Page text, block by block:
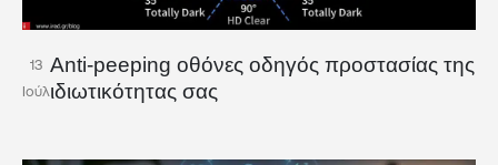
13
Ιούλ
Anti-peeping οθόνες οδηγός προστασίας της
ιδιωτικότητας σας